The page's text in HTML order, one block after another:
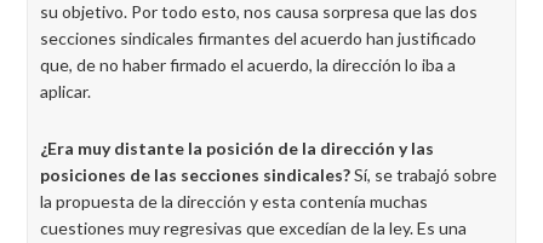
su objetivo. Por todo esto, nos causa sorpresa que las dos
secciones sindicales firmantes del acuerdo han justificado
que, de no haber firmado el acuerdo, la dirección lo iba a
aplicar.
¿Era muy distante la posición de la dirección y las
posiciones de las secciones sindicales?Sí, se trabajó sobre
la propuesta de la dirección y esta contenía muchas
cuestiones muy regresivas que excedían de la ley. Es una